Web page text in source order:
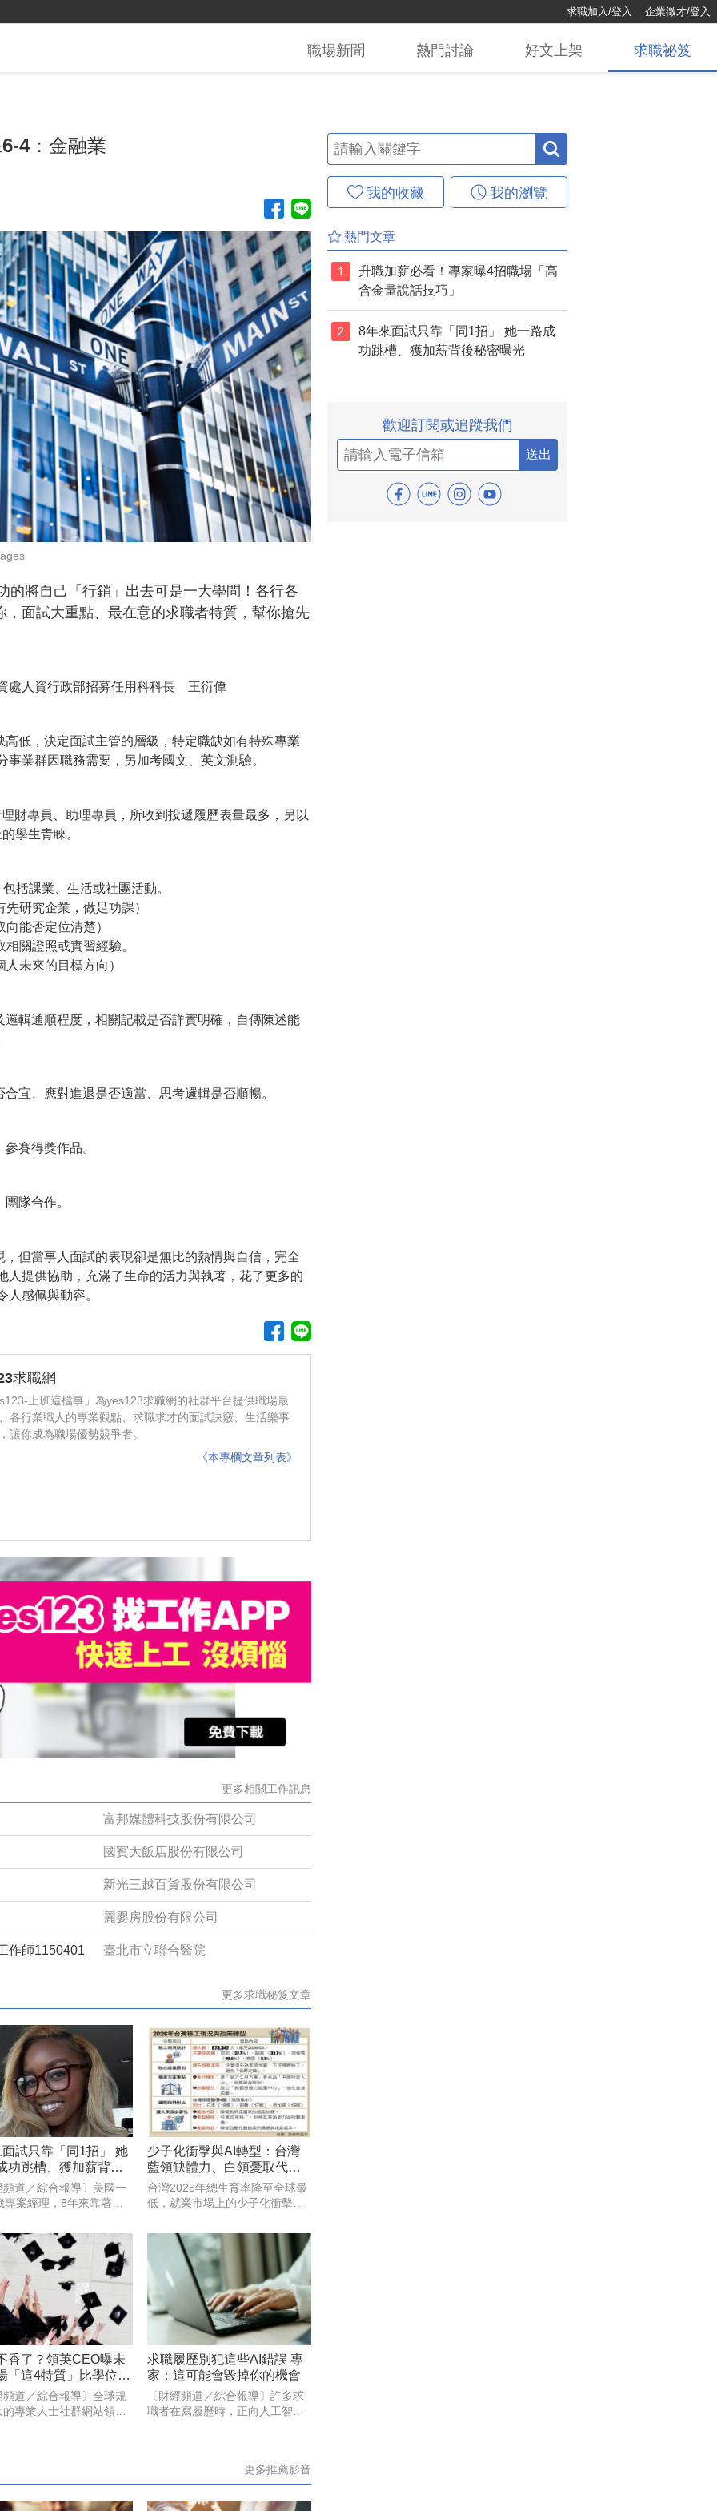
求職加入/登入 企業徵才/登入
職場新聞 熱門討論 好文上架 求職祕笈
4：金融業
的將自己「行銷」出去可是一大學問！各行各
面試大重點、最在意的求職者特質，幫你搶先
處人資行政部招募任用科科長 王衍偉
低，決定面試主管的層級，特定職缺如有特殊專業
業群因職務需要，另加考國文、英文測驗。
財專員、助理專員，所收到投遞履歷表量最多，另以
學生青睞。
括課業、生活或社團活動。
研究企業，做足功課）
能否定位清楚）
關證照或實習經驗。
未來的目標方向）
輯通順程度，相關記載是否詳實明確，自傳陳述能
宜、應對進退是否適當、思考邏輯是否順暢。
賽得獎作品。
隊合作。
但當事人面試的表現卻是無比的熱情與自信，完全
人提供協助，充滿了生命的活力與執著，花了更多的
感佩與動容。
求職網
上班這檔事」為yes123求職網的社群平台提供職場最
各行業職人的專業觀點、求職求才的面試訣竅、生活樂事
讓你成為職場優勢競爭者。
《本專欄文章列表》
更多相關工作訊息
富邦媒體科技股份有限公司
國賓大飯店股份有限公司
新光三越百貨股份有限公司
麗嬰房股份有限公司
作師1150401 臺北市立聯合醫院
更多求職秘笈文章
試只靠「同1招」 她
功跳槽、獲加薪背後
光
頻道／綜合報導〕美國一
專案經理，8年來靠著同
下多份工作，甚至連最近
部轉職，也因此順利加薪
透露，自己從2018年開
場面試幾乎都使用同
少子化衝擊與AI轉型：台灣
藍領缺體力、白領憂取代的
就業雙重挑戰
台灣2025年總生育率降至全球最
低，就業市場上的少子化衝擊卻
2025年投入職場的新鮮人僅13.8
萬人，較5年前減少逾3萬人，外
界期待近年AI的加速應用，有助
於緩解國內缺工狀況
香了？領英CEO曝未
「這4特質」比學位更
頻道／綜合報導〕全球規
的專業人士社群網站領英
適應
求職履歷別犯這些AI錯誤 專
家：這可能會毀掉你的機會
〔財經頻道／綜合報導〕許多求
職者在寫履歷時，正向人工智慧
工智慧錯誤，可能會毀掉你的機
會。
更多推薦影音
我的收藏 我的瀏覽
熱門文章
1
升職加薪必看！專家曝4招職場「高
含金量說話技巧」
2
8年來面試只靠「同1招」 她一路成
功跳槽、獲加薪背後秘密曝光
歡迎訂閱或追蹤我們
送出